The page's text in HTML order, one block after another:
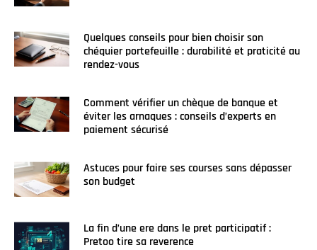
Quelques conseils pour bien choisir son
chéquier portefeuille : durabilité et praticité au
rendez-vous
Comment vérifier un chèque de banque et
éviter les arnaques : conseils d’experts en
paiement sécurisé
Astuces pour faire ses courses sans dépasser
son budget
La fin d’une ere dans le pret participatif :
Pretoo tire sa reverence